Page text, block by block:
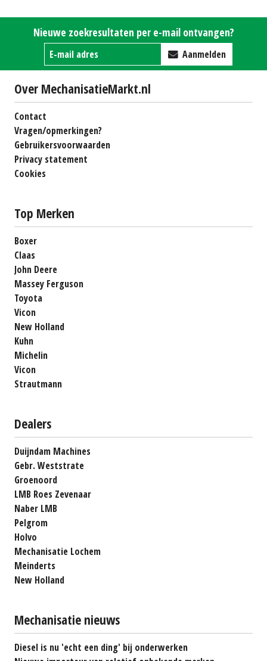
Nieuwe zoekresultaten per e-mail ontvangen?
Aanmelden
Over MechanisatieMarkt.nl
Contact
Vragen/opmerkingen?
Gebruikersvoorwaarden
Privacy statement
Cookies
Top Merken
Boxer
Claas
John Deere
Massey Ferguson
Toyota
Vicon
New Holland
Kuhn
Michelin
Vicon
Strautmann
Dealers
Duijndam Machines
Gebr. Weststrate
Groenoord
LMB Roes Zevenaar
Naber LMB
Pelgrom
Holvo
Mechanisatie Lochem
Meinderts
New Holland
Mechanisatie nieuws
Diesel is nu 'echt een ding' bij onderwerken